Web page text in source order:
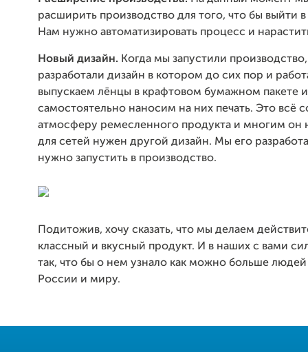
расширить производство для того, что бы выйти
Нам нужно автоматизировать процесс и
Новый дизайн. Когда мы запустили
разработали дизайн в котором до сих пор и
выпускаем лёнцы в крафтовом бумажном пакете и
самостоятельно наносим на них печать. Это всё
атмосферу ремесленного продукта и многим он
для сетей нужен другой дизайн. Мы его
нужно запустить в производство.
Подитожив, хочу сказать, что мы делаем
классный и вкусный продукт. И в наших с вами
так, что бы о нем узнало как можно больше людей
России и миру.